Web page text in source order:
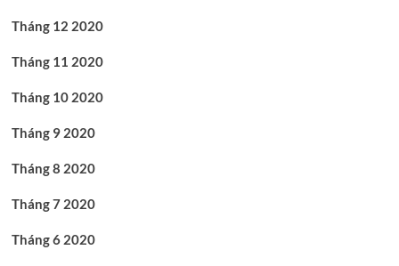
Tháng 12 2020
Tháng 11 2020
Tháng 10 2020
Tháng 9 2020
Tháng 8 2020
Tháng 7 2020
Tháng 6 2020